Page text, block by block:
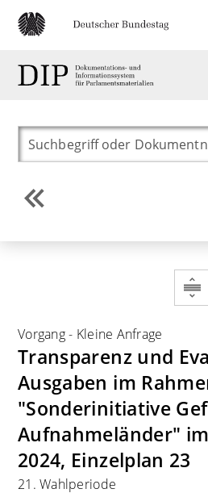
Vorgang- Kleine Anfrage
Transparenz und
Ausgaben im
"Sonderinitiative
Aufnahmeländer"
2024, Einzelplan 23
21. Wahlperiode